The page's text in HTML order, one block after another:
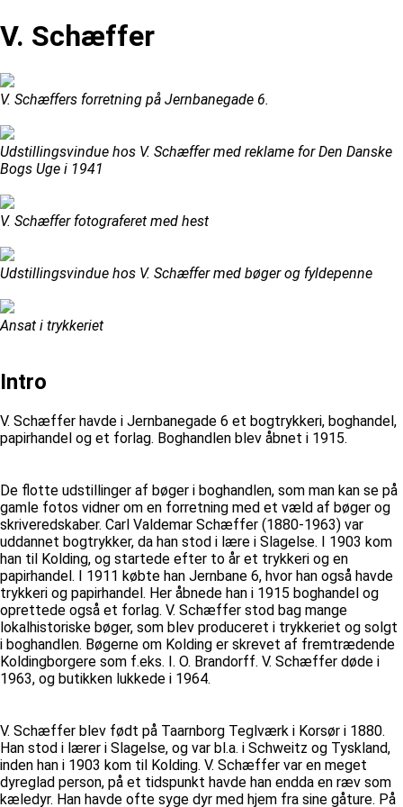
V. Schæffer
V. Schæffers forretning på Jernbanegade 6.
Udstillingsvindue hos V. Schæffer med reklame for Den Danske
Bogs Uge i 1941
V. Schæffer fotograferet med hest
Udstillingsvindue hos V. Schæffer med bøger og fyldepenne
Ansat i trykkeriet
Intro
V. Schæffer havde i Jernbanegade 6 et bogtrykkeri, boghandel,
papirhandel og et forlag. Boghandlen blev åbnet i 1915.
De flotte udstillinger af bøger i boghandlen, som man kan se på
gamle fotos vidner om en forretning med et væld af bøger og
skriveredskaber. Carl Valdemar Schæffer (1880-1963) var
uddannet bogtrykker, da han stod i lære i Slagelse. I 1903 kom
han til Kolding, og startede efter to år et trykkeri og en
papirhandel. I 1911 købte han Jernbane 6, hvor han også havde
trykkeri og papirhandel. Her åbnede han i 1915 boghandel og
oprettede også et forlag. V. Schæffer stod bag mange
lokalhistoriske bøger, som blev produceret i trykkeriet og solgt
i boghandlen. Bøgerne om Kolding er skrevet af fremtrædende
Koldingborgere som f.eks. I. O. Brandorff. V. Schæffer døde i
1963, og butikken lukkede i 1964.
V. Schæffer blev født på Taarnborg Teglværk i Korsør i 1880.
Han stod i lærer i Slagelse, og var bl.a. i Schweitz og Tyskland,
inden han i 1903 kom til Kolding. V. Schæffer var en meget
dyreglad person, på et tidspunkt havde han endda en ræv som
kæledyr. Han havde ofte syge dyr med hjem fra sine gåture. På